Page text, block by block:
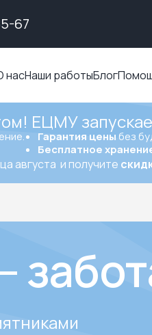
67
насНаши работыБлог
ЕЦМУ
Гарантия цены без
Бесплатное
августа и получите